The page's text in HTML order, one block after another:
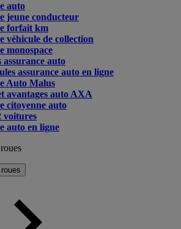
auto
jeune conducteur
forfait km
véhicule de collection
monospace
assurance auto
assurance auto en ligne
Auto Malus
avantages auto AXA
citoyenne auto
voitures
auto en ligne